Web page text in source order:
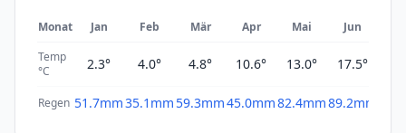
Monat Jan Feb Mär Apr Mai Jun
Temp
°C
2.3° 4.0° 4.8° 10.6° 13.0° 17.5°
Regen 51.7mm35.1mm 59.3mm45.0mm82.4mm89.2mm